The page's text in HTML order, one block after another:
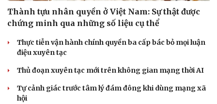
Thành tựu nhân quyền ở Việt Nam: Sự thật được
chứng minh qua những số liệu cụ thể
Thực tiễn vận hành chính quyền ba cấp bác bỏ mọi luận
điệu xuyên tạc
Thủ đoạn xuyên tạc mới trên không gian mạng thời AI
Tự cảnh giác trước tâm lý đám đông khi dùng mạng xã
hội